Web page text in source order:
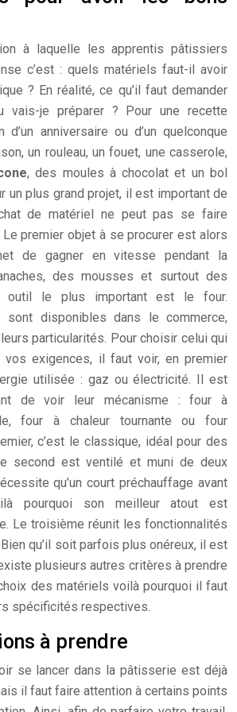
à laquelle les apprentis pâtissiers
c’est : quels matériels faut-il avoir
? En réalité, ce qu’il faut demander
vais-je préparer ? Pour une recette
d’un anniversaire ou d’un quelconque
un rouleau, un fouet, une casserole,
, des moules à chocolat et un bol
un plus grand projet, il est important de
de matériel ne peut pas se faire
Le premier objet à se procurer est alors
de gagner en vitesse pendant la
des mousses et surtout des
outil le plus important est le four.
sont disponibles dans le commerce,
particularités. Pour choisir celui qui
vos exigences, il faut voir, en premier
utilisée : gaz ou électricité. Il est
de voir leur mécanisme : four à
four à chaleur tournante ou four
c’est le classique, idéal pour des
second est ventilé et muni de deux
qu’un court préchauffage avant
pourquoi son meilleur atout est
Le troisième réunit les fonctionnalités
qu’il soit parfois plus onéreux, il est
plusieurs autres critères à prendre
des matériels voilà pourquoi il faut
spécificités respectives.
à prendre
se lancer dans la pâtisserie est déjà
il faut faire attention à certains points